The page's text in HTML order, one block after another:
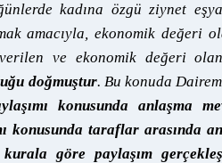
kadına özgü ziynet
amacıyla, ekonomik değeri
verilen ve ekonomik değeri
doğmuştur. Bu konuda
konusunda anlaşma
konusunda taraflar arasında
göre paylaşım